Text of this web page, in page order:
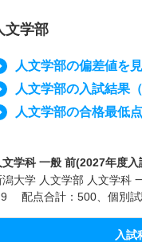
文学部
人文学部の偏差値を
人文学部の入試結果
人文学部の合格最低
文学科 一般 前(2027年度入
潟大学 人文学部 人文学科
配点合計：500、個別試
入試